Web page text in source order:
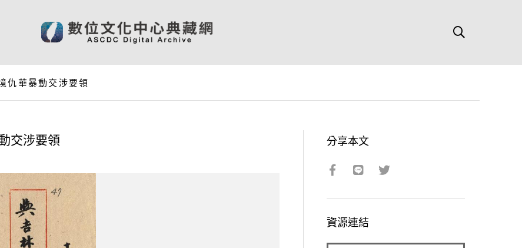
仇華暴動交涉要領
交涉要領 分享本文
資源連結